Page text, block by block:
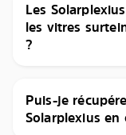
Les
les vitres
?
Puis-je
Solarplexius